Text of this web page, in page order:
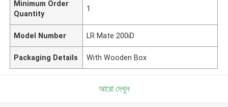
Minimum Order
Quantity
1
Model Number LR Mate 200iD
Packaging Details With Wooden Box
আরো দেখুন